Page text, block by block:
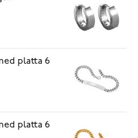
platta 6
platta 6